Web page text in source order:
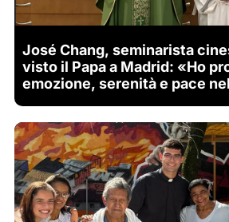
José Chang, seminarista
visto il Papa a Madrid: «Ho
emozione, serenità e pace